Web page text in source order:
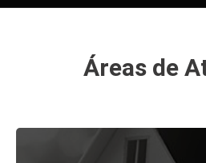
Áreas de